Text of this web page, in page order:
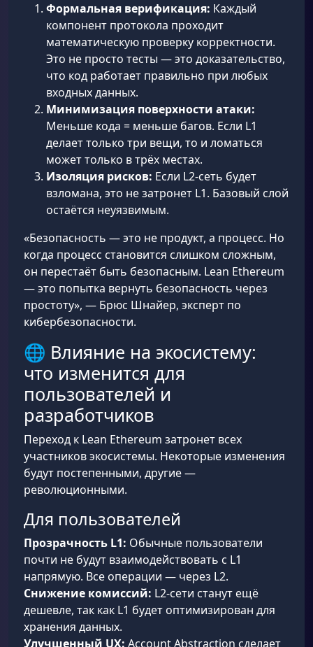
Формальная верификация: Каждый
компонент протокола проходит
математическую проверку корректности.
Это не просто тесты — это доказательство,
что код работает правильно при любых
входных данных.
Минимизация поверхности атаки:
Меньше кода = меньше багов. Если L1
делает только три вещи, то и ломаться
может только в трёх местах.
Изоляция рисков: Если L2-сеть будет
взломана, это не затронет L1. Базовый слой
остаётся неуязвимым.
«Безопасность — это не продукт, а процесс. Но
когда процесс становится слишком сложным,
он перестаёт быть безопасным. Lean Ethereum
— это попытка вернуть безопасность через
простоту», — Брюс Шнайер, эксперт по
кибербезопасности.
🌐 Влияние на экосистему:
что изменится для
пользователей и
разработчиков
Переход к Lean Ethereum затронет всех
участников экосистемы. Некоторые изменения
будут постепенными, другие —
революционными.
Для пользователей
Прозрачность L1: Обычные пользователи
почти не будут взаимодействовать с L1
напрямую. Все операции — через L2.
Снижение комиссий: L2-сети станут ещё
дешевле, так как L1 будет оптимизирован для
хранения данных.
Улучшенный UX: Account Abstraction сделает